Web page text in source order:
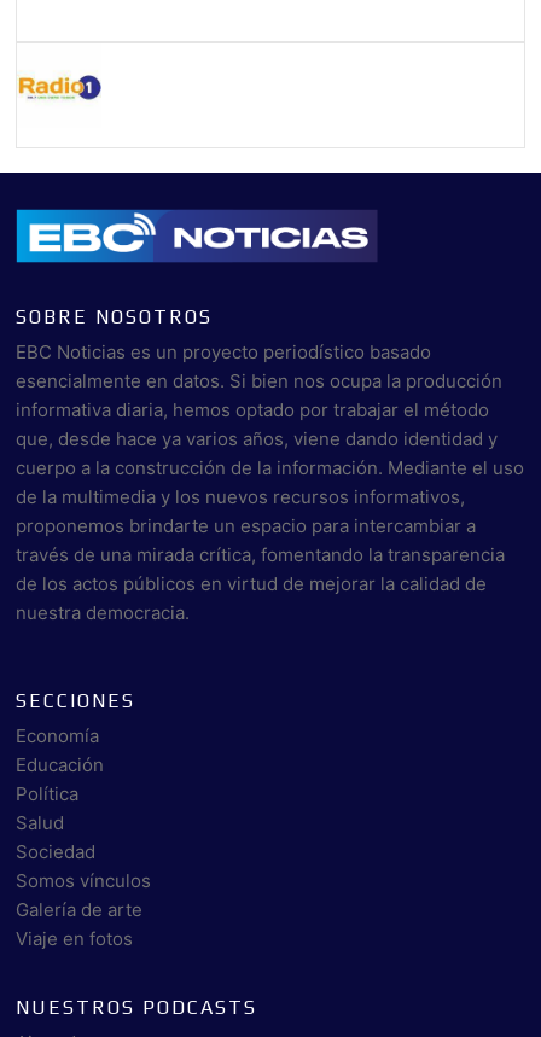
SOBRE NOSOTROS
EBC Noticias es un proyecto periodístico basado
esencialmente en datos. Si bien nos ocupa la producción
informativa diaria, hemos optado por trabajar el método
que, desde hace ya varios años, viene dando identidad y
cuerpo a la construcción de la información. Mediante el uso
de la multimedia y los nuevos recursos informativos,
proponemos brindarte un espacio para intercambiar a
través de una mirada crítica, fomentando la transparencia
de los actos públicos en virtud de mejorar la calidad de
nuestra democracia.
SECCIONES
Economía
Educación
Política
Salud
Sociedad
Somos vínculos
Galería de arte
Viaje en fotos
NUESTROS PODCASTS